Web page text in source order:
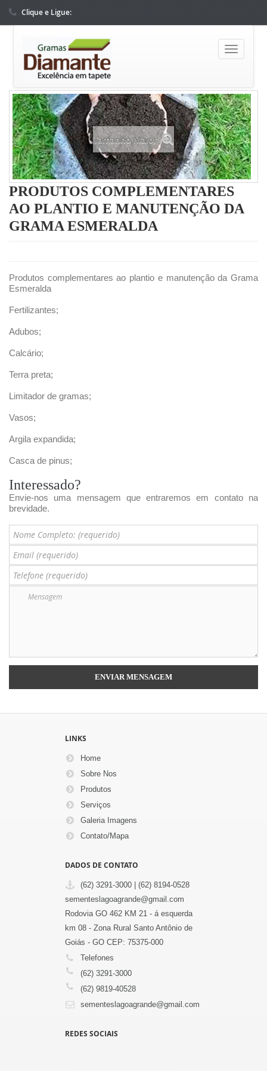
Clique e Ligue:
(62) 3291-3000
(62) 9819-40528
Tamanho Maior
PRODUTOS COMPLEMENTARES
AO PLANTIO E MANUTENÇÃO DA
GRAMA ESMERALDA
Produtos complementares ao plantio e manutenção da Grama
Esmeralda
Fertilizantes;
Adubos;
Calcário;
Terra preta;
Limitador de gramas;
Vasos;
Argila expandida;
Casca de pinus;
Interessado?
Envie-nos uma mensagem que entraremos em contato na
brevidade.
LINKS
Home
Sobre Nos
Produtos
Serviços
Galeria Imagens
Contato/Mapa
DADOS DE CONTATO
(62) 3291-3000 | (62) 8194-0528
sementeslagoagrande@gmail.com
Rodovia GO 462 KM 21 - á esquerda
km 08 - Zona Rural Santo Antônio de
Goiás - GO CEP: 75375-000
Telefones
(62) 3291-3000
(62) 9819-40528
sementeslagoagrande@gmail.com
REDES SOCIAIS